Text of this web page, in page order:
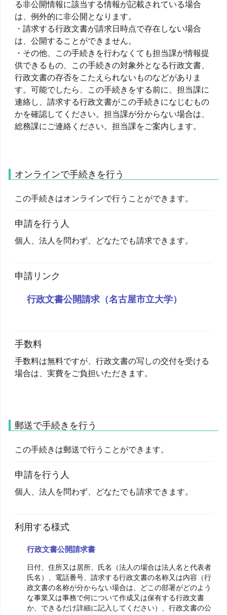
る非公開情報に該当する情報が記載されている場合
は、例外的に非公開となります。
・請求する行政文書が請求日時点で存在しない場合
は、公開することができません。
・その他、この手続きを行わなくても担当課が情報提
供できるもの、この手続きの対象外となる行政文書、
行政文書の存否をこたえられないものなどがありま
す。可能でしたら、この手続きをする前に、担当課に
連絡し、請求する行政文書がこの手続きになじむもの
かを確認してください。担当課が分からない場合は、
オンラインで手続きを行う
この手続きはオンラインで行うことができます。
申請を行う人
個人、法人を問わず、どなたでも請求できます。
申請リンク
行政文書公開請求（名古屋市立大学）
手数料
手数料は無料ですが、行政文書の写しの交付を受ける
場合は、実費をご負担いただきます。
郵送で手続きを行う
この手続きは郵送で行うことができます。
申請を行う人
個人、法人を問わず、どなたでも請求できます。
利用する様式
行政文書公開請求書
日付、住所又は居所、氏名（法人の場合は法人名と代表者
氏名）、電話番号、請求する行政文書の名称又は内容（行
政文書の名称が分からない場合は、どこの部署がどのよう
な事業又は事務で何について作成又は保有する行政文書
か、できるだけ詳細に記入してください）、行政文書の公